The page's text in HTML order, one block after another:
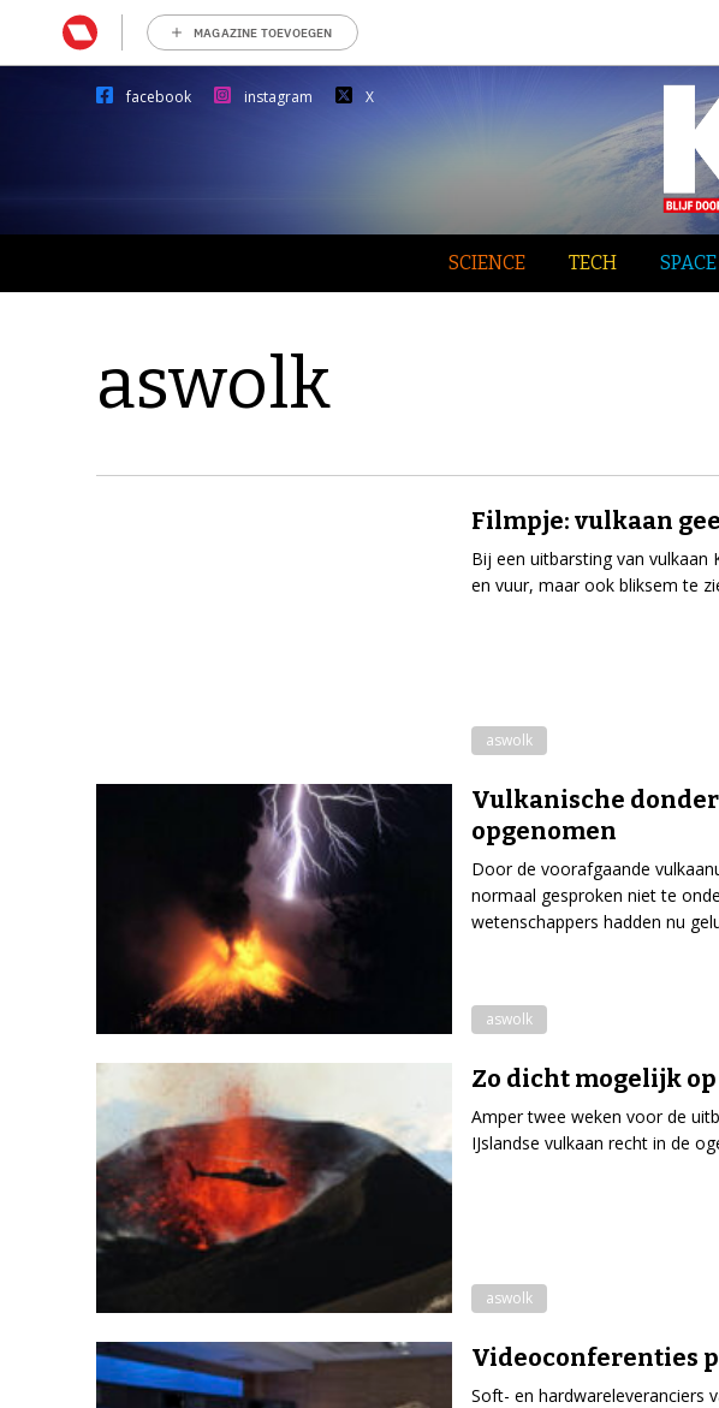
MAGAZINE TOEVOEGEN
facebook instagram X
SCIENCE TECH SPACE
aswolk
Filmpje: vulkaan
Bij een uitbarsting van vulkaan
en vuur, maar ook bliksem te
aswolk
Vulkanische
opgenomen
Door de voorafgaande
normaal gesproken niet te
wetenschappers hadden nu
aswolk
Zo dicht mogelijk
Amper twee weken voor de
IJslandse vulkaan recht in de
aswolk
Videoconferenties
Soft- en hardwareleveranciers